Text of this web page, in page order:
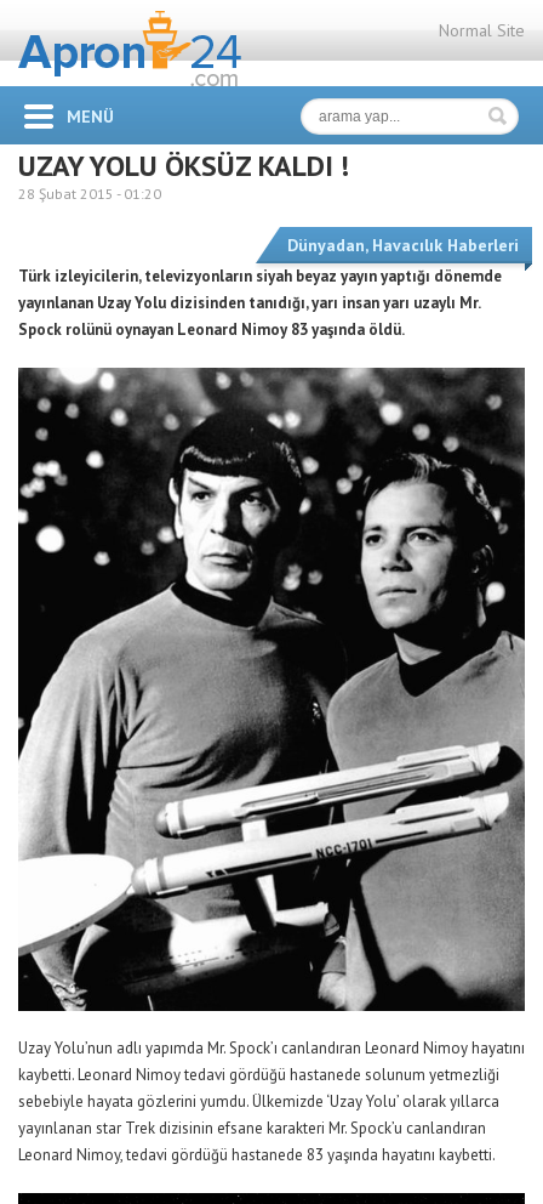
Normal Site
MENÜ
UZAY YOLU ÖKSÜZ KALDI !
28 Şubat 2015 - 01:20
Dünyadan, Havacılık Haberleri
Türk izleyicilerin, televizyonların siyah beyaz yayın yaptığı dönemde
yayınlanan Uzay Yolu dizisinden tanıdığı, yarı insan yarı uzaylı Mr.
Spock rolünü oynayan Leonard Nimoy 83 yaşında öldü.
Uzay Yolu’nun adlı yapımda Mr. Spock’ı canlandıran Leonard Nimoy hayatını
kaybetti. Leonard Nimoy tedavi gördüğü hastanede solunum yetmezliği
sebebiyle hayata gözlerini yumdu. Ülkemizde ‘Uzay Yolu’ olarak yıllarca
yayınlanan star Trek dizisinin efsane karakteri Mr. Spock’u canlandıran
Leonard Nimoy, tedavi gördüğü hastanede 83 yaşında hayatını kaybetti.